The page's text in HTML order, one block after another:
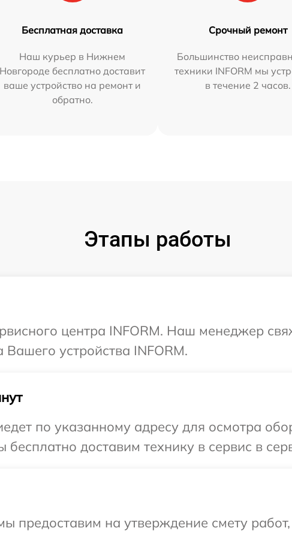
Бесплатная доставка
Наш курьер в Нижнем
Новгороде бесплатно доставит
ваше устройство на ремонт и
обратно.
Срочный ремонт
Большинство
техники INFORM мы
в течение 2 часов.
Этапы работы
центра INFORM. Наш менеджер
устройства INFORM.
по указанному адресу для осмотра
бесплатно доставим технику в сервис в
предоставим на утверждение смету